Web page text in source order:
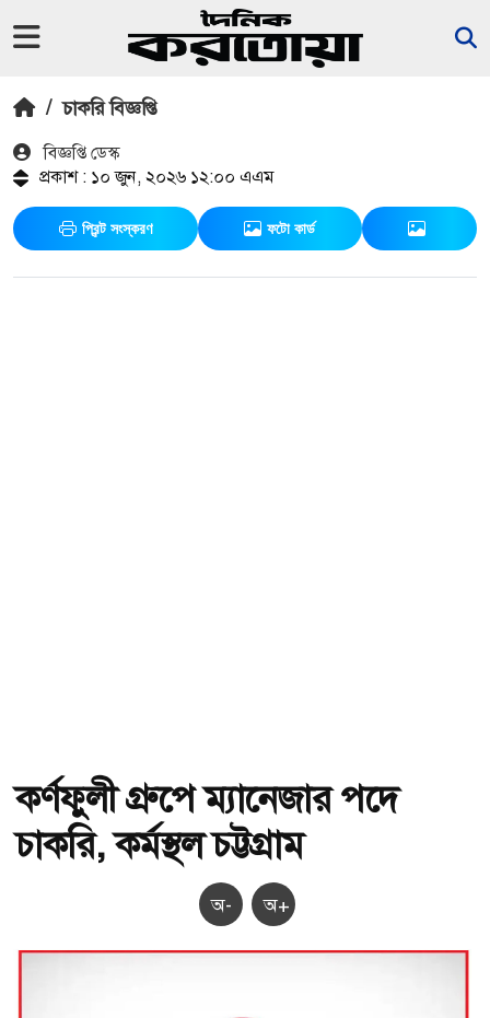
/ চাকরি বিজ্ঞপ্তি
বিজ্ঞপ্তি ডেস্ক
প্রকাশ : ১০ জুন, ২০২৬ ১২:০০ এএম
প্রিন্ট সংস্করণ ফটো কার্ড
কর্ণফুলী গ্রুপে ম্যানেজার পদে
চাকরি, কর্মস্থল চট্টগ্রাম
অ- অ+